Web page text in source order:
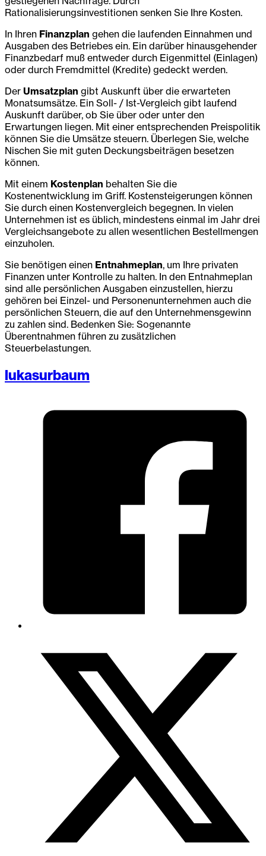
Rationalisierungsinvestitionen senken Sie Ihre Kosten.
In Ihren Finanzplan gehen die laufenden Einnahmen und
Ausgaben des Betriebes ein. Ein darüber hinausgehender
Finanzbedarf muß entweder durch Eigenmittel (Einlagen)
oder durch Fremdmittel (Kredite) gedeckt werden.
Der Umsatzplan gibt Auskunft über die erwarteten
Monatsumsätze. Ein Soll- / Ist-Vergleich gibt laufend
Auskunft darüber, ob Sie über oder unter den
Erwartungen liegen. Mit einer entsprechenden Preispolitik
können Sie die Umsätze steuern. Überlegen Sie, welche
Nischen Sie mit guten Deckungsbeiträgen besetzen
können.
Mit einem Kostenplan behalten Sie die
Kostenentwicklung im Griff. Kostensteigerungen können
Sie durch einen Kostenvergleich begegnen. In vielen
Unternehmen ist es üblich, mindestens einmal im Jahr drei
Vergleichsangebote zu allen wesentlichen Bestellmengen
einzuholen.
Sie benötigen einen Entnahmeplan, um Ihre privaten
Finanzen unter Kontrolle zu halten. In den Entnahmeplan
sind alle persönlichen Ausgaben einzustellen, hierzu
gehören bei Einzel- und Personenunternehmen auch die
persönlichen Steuern, die auf den Unternehmensgewinn
zu zahlen sind. Bedenken Sie: Sogenannte
Überentnahmen führen zu zusätzlichen
Steuerbelastungen.
lukasurbaum